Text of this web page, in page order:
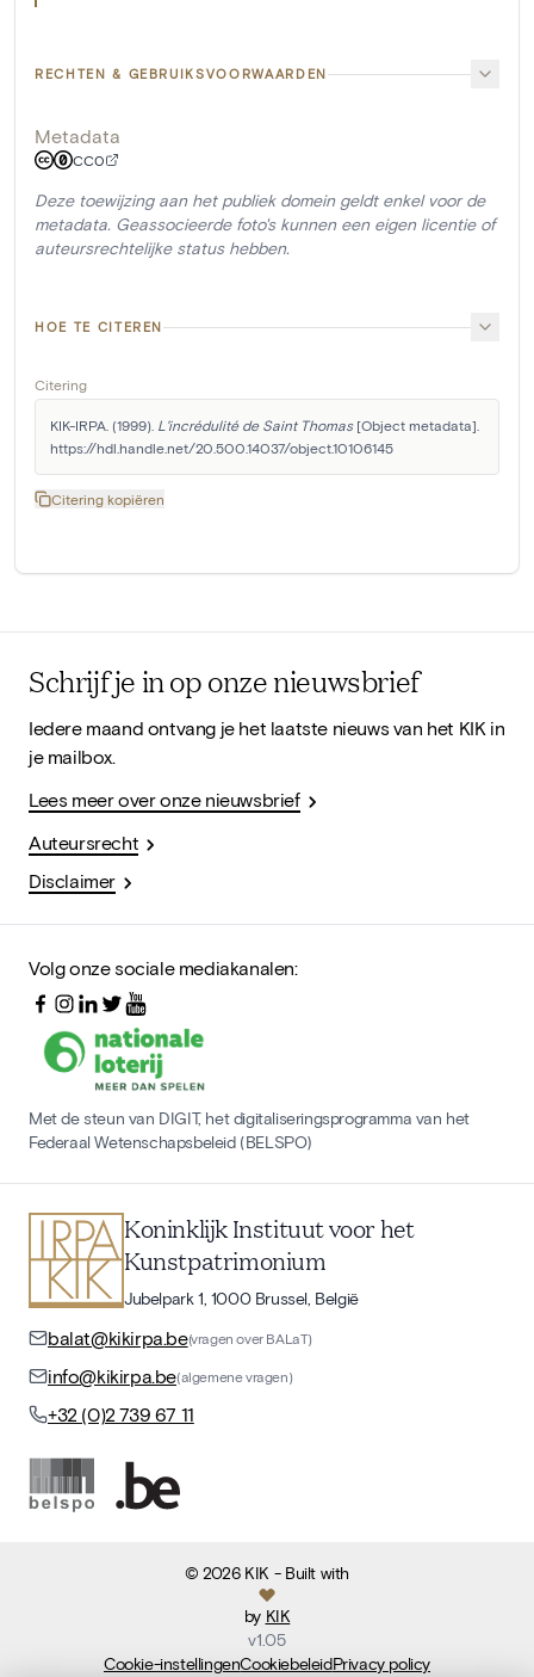
RECHTEN & GEBRUIKSVOORWAARDEN
Metadata
CC0
Deze toewijzing aan het publiek domein geldt enkel voor de
metadata. Geassocieerde foto's kunnen een eigen licentie of
auteursrechtelijke status hebben.
HOE TE CITEREN
Citering
KIK-IRPA. (1999). L'incrédulité de Saint Thomas [Object metadata].
https://hdl.handle.net/20.500.14037/object.10106145
Citering kopiëren
Schrijf je in op onze nieuwsbrief
Iedere maand ontvang je het laatste nieuws van het KIK in
je mailbox.
Lees meer over onze nieuwsbrief
Auteursrecht
Disclaimer
Volg onze sociale mediakanalen:
Met de steun van DIGIT, het digitaliseringsprogramma van het
Federaal Wetenschapsbeleid (BELSPO)
Koninklijk Instituut voor het
Kunstpatrimonium
Jubelpark 1, 1000 Brussel, België
balat@kikirpa.be(vragen over BALaT)
info@kikirpa.be(algemene vragen)
+32 (0)2 739 67 11
©2026 KIK - Built with
by KIK
v1.05
Cookie-instellingenCookiebeleidPrivacy policy